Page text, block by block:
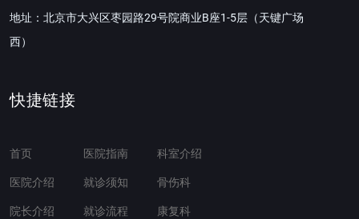
地址：北京市大兴区枣园路29号院商业B座1-5层（天键广场
西）
快捷链接
首页
医院介绍
院长介绍
医院指南
就诊须知
就诊流程
科室介绍
骨伤科
康复科